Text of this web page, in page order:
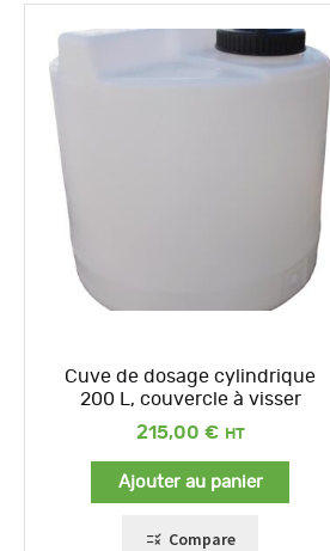
Cuve de dosage cylindrique
200 L, couvercle à visser
215,00 €
Ajouter au panier
Compare